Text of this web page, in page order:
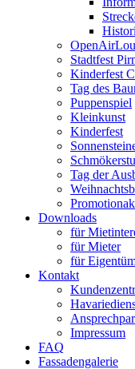
Stadtfest
Kinderfest
Tag des
Puppenspiel
Kleinkunst
Kinderfest
Tag der
Downloads
für
für Mieter
für
Kontakt
Impressum
FAQ
Fassadengalerie